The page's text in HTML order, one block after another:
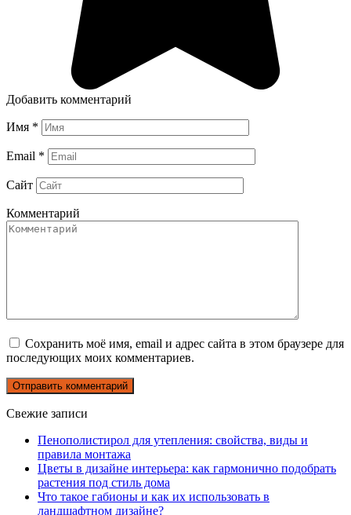
Добавить комментарий
Имя *
Email *
Сайт
Комментарий
Сохранить моё имя, email и адрес сайта в этом браузере для
последующих моих комментариев.
Свежие записи
Пенополистирол для утепления: свойства, виды и
правила монтажа
Цветы в дизайне интерьера: как гармонично подобрать
растения под стиль дома
Что такое габионы и как их использовать в
ландшафтном дизайне?